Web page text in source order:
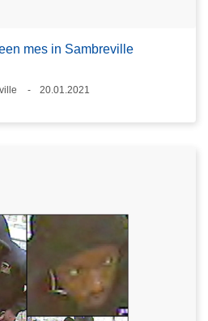
mes in Sambreville
20.01.2021